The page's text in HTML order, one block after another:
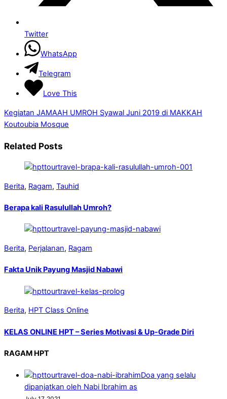
Twitter
WhatsApp
Telegram
Love This
Kegiatan JAMAAH UMROH Syawal Juni 2019 di MAKKAH
Koutoubia Mosque
Related Posts
Berita, Ragam, Tauhid
Berapa kali Rasulullah Umroh?
Berita, Perjalanan, Ragam
Fakta Unik Payung Masjid Nabawi
Berita, HPT Class Online
KELAS ONLINE HPT – Series Motivasi & Up-Grade Diri
RAGAM HPT
Doa yang selalu
dipanjatkan oleh Nabi Ibrahim as